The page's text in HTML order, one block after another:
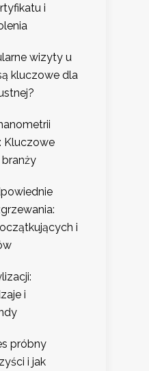
i
wizyty u
kluczowe dla
Kluczowe
i
i
próbny
i jak